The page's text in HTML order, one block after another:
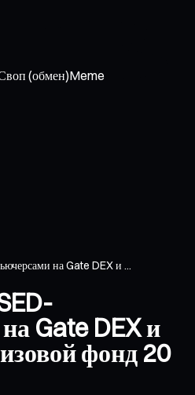
(обмен)Meme
на Gate DEX и ...
Gate DEX и
фонд 20